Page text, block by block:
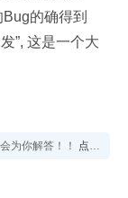
的确得到
”, 这是一个大
为你解答！！ 点击进入论坛